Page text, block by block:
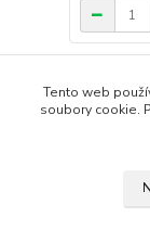
Tento web
soubory cookie.